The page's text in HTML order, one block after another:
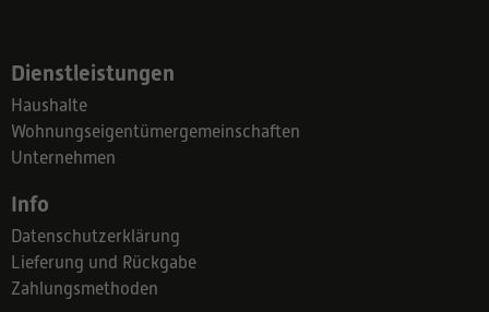
Dienstleistungen
Haushalte
Wohnungseigentümergemeinschaften
Unternehmen
Info
Datenschutzerklärung
Lieferung und Rückgabe
Zahlungsmethoden